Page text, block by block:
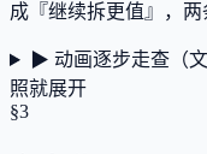
成『继续拆更值』，两
▶ 动画逐步走查（
照就展开
§3